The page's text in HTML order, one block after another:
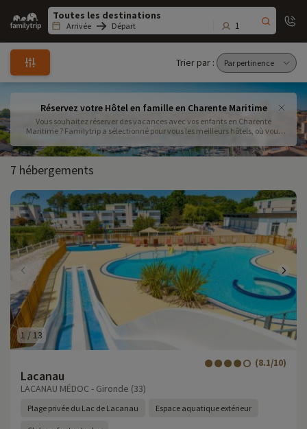
Family
trip
Arrivée Départ 1
Trier par :
Réservez votre Hôtel en famille en Charente Maritime
Vous souhaitez réserver des vacances avec vos enfants en Charente
Maritime ? Familytrip a sélectionné pour vous les meilleurs hôtels, où vous
Charente Maritime
7 hébergements
1 / 13
Lacanau
(8.1/10)
LACANAU MÉDOC - Gironde (33)
Plage privée du Lac de Lacanau Espace aquatique extérieur